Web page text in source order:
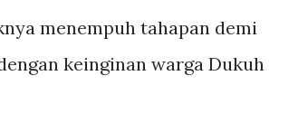
menempuh tahapan demi
keinginan warga Dukuh